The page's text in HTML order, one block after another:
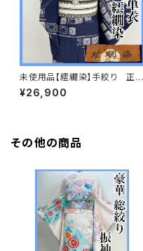
未使用品【繧繝染】手絞り 正絹
小紋 単衣 証紙付s648
¥26,900
その他の商品